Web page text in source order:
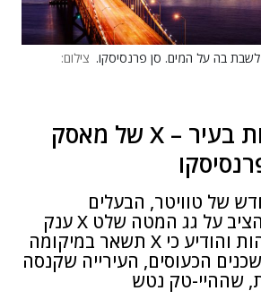
בה על המים. סן פרנסיסקו. צילום:
על אף הבעיות בעיר – X של מאסק
של טוויטר, הבעלים
הדומיננטי שלה הציב על גג המטה שלט X ענק
המואר באור נגוהות והודיע כי X תשאר במיקומה
הכעוסים, העירייה שקנסה
שההיי-טק נטש